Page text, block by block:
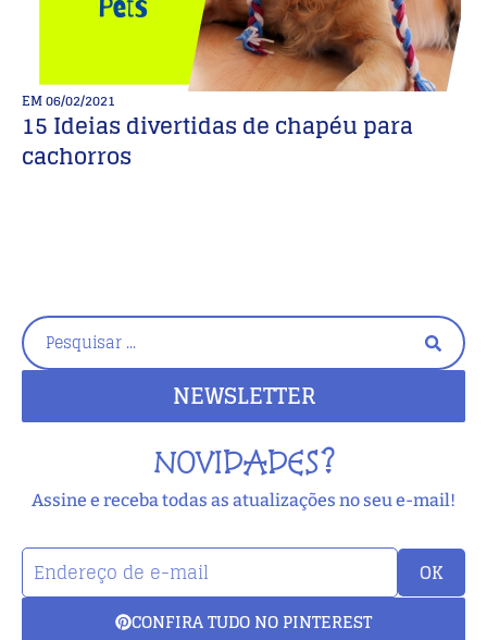
EM06/02/2021
15 Ideias divertidas de chapéu para
cachorros
NEWSLETTER
NOVIDADES?
Assine e receba todas as atualizações no seu e-mail!
OK
CONFIRA TUDO NO PINTEREST